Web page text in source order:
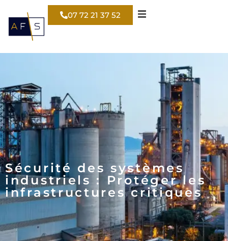
07 72 21 37 52
Sécurité des systèmes
industriels : Protéger les
infrastructures critiques